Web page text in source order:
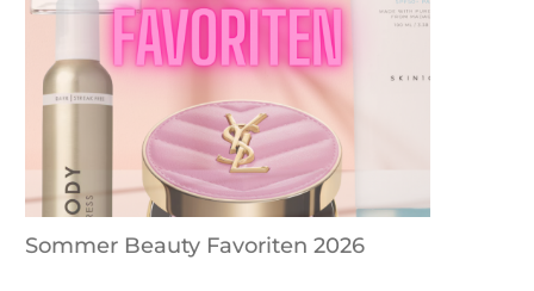
Sommer Beauty Favoriten 2026